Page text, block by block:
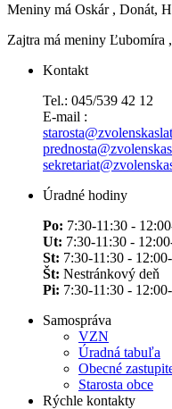
Meniny má Oskár , Donát,
Zajtra má meniny Ľubomíra
Kontakt
Tel.: 045/539 42 12
E-mail :
Úradné hodiny
Po: 7:30-11:30 -
Ut: 7:30-11:30 -
St: 7:30-11:30 -
Št: Nestránkový deň
Pi: 7:30-11:30 -
Samospráva
VZN
Úradná tabuľa
Obecné
Starosta obce
Rýchle kontakty